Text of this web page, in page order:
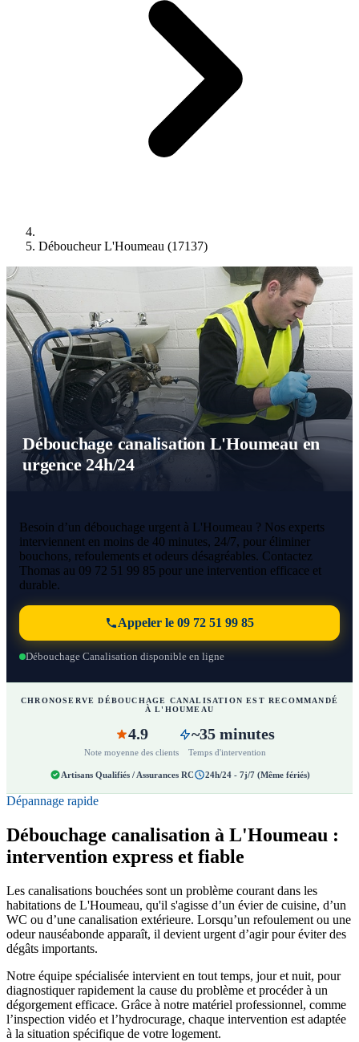
Déboucheur L'Houmeau (17137)
Débouchage canalisation L'Houmeau en
urgence 24h/24
Besoin d’un débouchage urgent à L'Houmeau ? Nos experts
interviennent en moins de 40 minutes, 24/7, pour éliminer
bouchons, refoulements et odeurs désagréables. Contactez
Thomas au 09 72 51 99 85 pour une intervention efficace et
durable.
Appeler le 09 72 51 99 85
Débouchage Canalisation disponible en ligne
CHRONOSERVE DÉBOUCHAGE CANALISATION EST RECOMMANDÉ
À L'HOUMEAU
4.9
Note moyenne des clients
~35 minutes
Temps d'intervention
Artisans Qualifiés / Assurances RC 24h/24 - 7j/7 (Même fériés)
Dépannage rapide
Débouchage canalisation à L'Houmeau :
intervention express et fiable
Les canalisations bouchées sont un problème courant dans les
habitations de L'Houmeau, qu'il s'agisse d’un évier de cuisine, d’un
WC ou d’une canalisation extérieure. Lorsqu’un refoulement ou une
odeur nauséabonde apparaît, il devient urgent d’agir pour éviter des
dégâts importants.
Notre équipe spécialisée intervient en tout temps, jour et nuit, pour
diagnostiquer rapidement la cause du problème et procéder à un
dégorgement efficace. Grâce à notre matériel professionnel, comme
l’inspection vidéo et l’hydrocurage, chaque intervention est adaptée
à la situation spécifique de votre logement.